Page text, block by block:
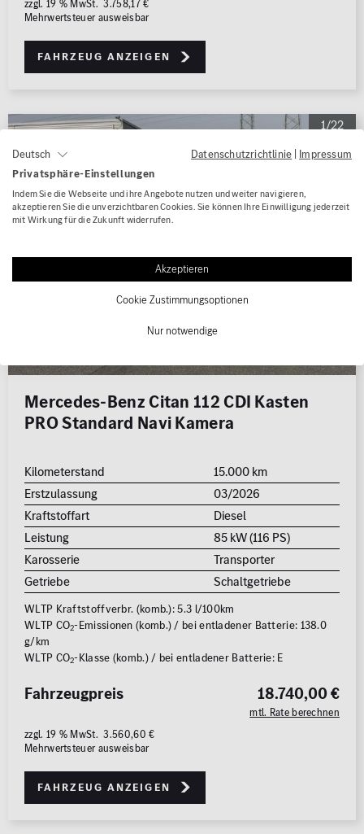
zzgl. 19 % MwSt. 3.758,17 €
Mehrwertsteuer ausweisbar
Fahrzeug anzeigen
1/22
Mercedes-Benz Citan 112 CDI Kasten
PRO Standard Navi Kamera
Kilometerstand
15.000 km
Erstzulassung
03/2026
Kraftstoffart
Diesel
Leistung
85 kW (116 PS)
Karosserie
Transporter
Getriebe
Schaltgetriebe
WLTP Kraftstoffverbr. (komb.): 5.3 l/100km
WLTP CO2-Emissionen (komb.) / bei entladener Batterie: 138.0
g/km
WLTP CO2-Klasse (komb.) / bei entladener Batterie: E
18.740,00 €
mtl. Rate berechnen
Fahrzeugpreis
zzgl. 19 % MwSt. 3.560,60 €
Mehrwertsteuer ausweisbar
Fahrzeug anzeigen
Deutsch Datenschutzrichtlinie | Impressum
Privatsphäre-Einstellungen
Indem Sie die Webseite und ihre Angebote nutzen und weiter navigieren,
akzeptieren Sie die unverzichtbaren Cookies. Sie können Ihre Einwilligung jederzeit
mit Wirkung für die Zukunft widerrufen.
Akzeptieren
Cookie Zustimmungsoptionen
Nur notwendige